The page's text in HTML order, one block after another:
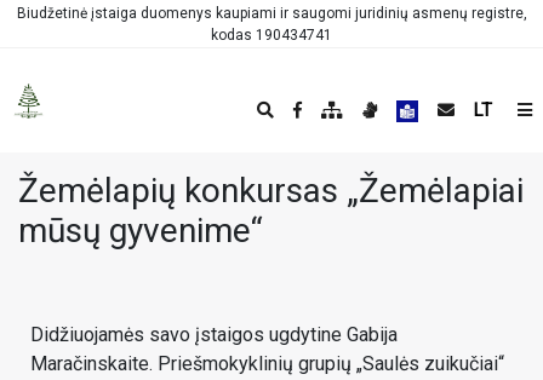
Biudžetinė įstaiga duomenys kaupiami ir saugomi juridinių asmenų registre,
kodas 190434741
LT
Žemėlapių konkursas „Žemėlapiai
mūsų gyvenime“
Didžiuojamės savo įstaigos ugdytine Gabija
Maračinskaite. Priešmokyklinių grupių „Saulės zuikučiai“